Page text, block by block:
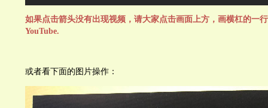
如果点击箭头没有出现视频，请大家点击画面上方，画横杠的一
YouTube.
或者看下面的图片操作：